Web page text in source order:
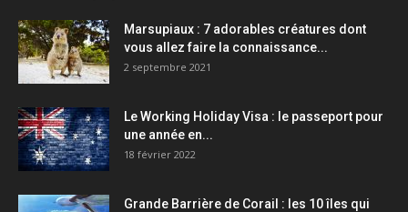
Marsupiaux : 7 adorables créatures dont
vous allez faire la connaissance...
2 septembre 2021
Le Working Holiday Visa : le passeport pour
une année en...
18 février 2022
Grande Barrière de Corail : les 10 îles qui